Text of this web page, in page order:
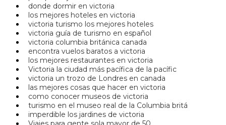
donde dormir en victoria
los mejores hoteles en victoria
victoria turismo los mejores hoteles
victoria guía de turismo en español
victoria columbia británica canada
encontra vuelos baratos a victoria
los mejores restaurantes en victoria
Victoria la ciudad más pacífica de la pacífic
victoria un trozo de Londres en canada
las mejores cosas que hacer en victoria
como conocer museos de victoria
turismo en el museo real de la Columbia britá
imperdible los jardines de victoria